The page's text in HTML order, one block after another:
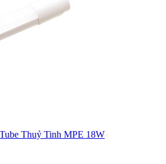
Thuỷ Tinh MPE 18W